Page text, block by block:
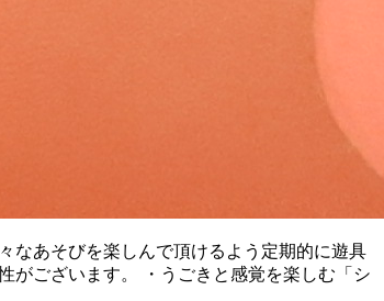
なあそびを楽しんで頂けるよう定期的に遊具
がございます。 ・うごきと感覚を楽しむ「シ